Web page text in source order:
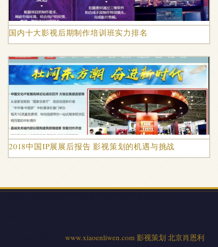
国内十大影视后期制作培训班实力排名
2018中国IP展展后报告 影视策划的机遇与挑战
www.xiaoenliwen.com 影视策划 北京肖恩利